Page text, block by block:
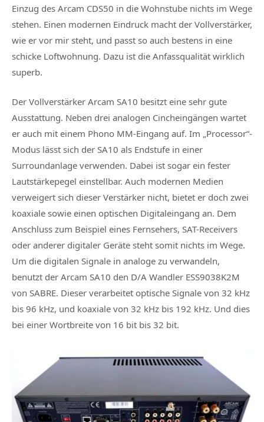
Einzug des Arcam CDS50 in die Wohnstube nichts im Wege
stehen. Einen modernen Eindruck macht der Vollverstärker,
wie er vor mir steht, und passt so auch bestens in eine
schicke Loftwohnung. Dazu ist die Anfassqualität wirklich
superb.
Der Vollverstärker Arcam SA10 besitzt eine sehr gute
Ausstattung. Neben drei analogen Cincheingängen wartet
er auch mit einem Phono MM-Eingang auf. Im „Processor“-
Modus lässt sich der SA10 als Endstufe in einer
Surroundanlage verwenden. Dabei ist sogar ein fester
Lautstärkepegel einstellbar. Auch modernen Medien
verweigert sich dieser Verstärker nicht, bietet er doch zwei
koaxiale sowie einen optischen Digitaleingang an. Dem
Anschluss zum Beispiel eines Fernsehers, SAT-Receivers
oder anderer digitaler Geräte steht somit nichts im Wege.
Um die digitalen Signale in analoge zu verwandeln,
benutzt der Arcam SA10 den D/A Wandler ESS9038K2M
von SABRE. Dieser verarbeitet optische Signale von 32 kHz
bis 96 kHz, und koaxiale von 32 kHz bis 192 kHz. Und dies
bei einer Wortbreite von 16 bit bis 32 bit.